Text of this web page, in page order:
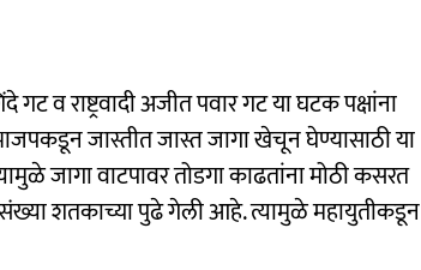
व राष्ट्रवादी अजीत पवार गट या घटक पक्षांना
जास्तीत जास्त जागा खेचून घेण्यासाठी या
जागा वाटपावर तोडगा काढतांना मोठी कसरत
शतकाच्या पुढे गेली आहे. त्यामुळे महायुतीकडून